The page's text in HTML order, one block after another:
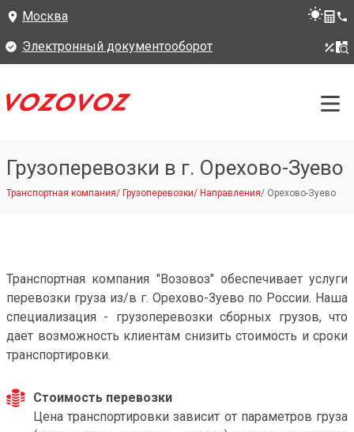
Москва
Электронный документооборот
Грузоперевозки в г. Орехово-Зуево
Транспортная компания/ Грузоперевозки/ Направления/ Орехово-Зуево
Транспортная компания "Возовоз" обеспечивает услуги
перевозки груза из/в г. Орехово-Зуево по России. Наша
специализация - грузоперевозки сборных грузов, что
дает возможность клиентам снизить стоимость и сроки
транспортировки.
Стоимость перевозки
Цена транспортировки зависит от параметров груза